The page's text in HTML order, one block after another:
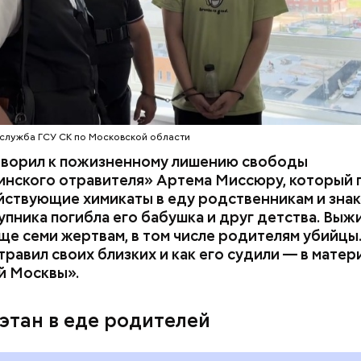
ГСУ СК по Московской области
к пожизненному лишению свободы
отравителя» Артема Миссюру, который
химикаты в еду родственникам и
погибла его бабушка и друг детства.
семи жертвам, в том числе родителям
своих близких и как его судили — в
Москвы».
в еде родителей
факту СК возбудилуголовное делопо двум
и «Незаконный оборот оружия». Расследование
делавзял на контроль